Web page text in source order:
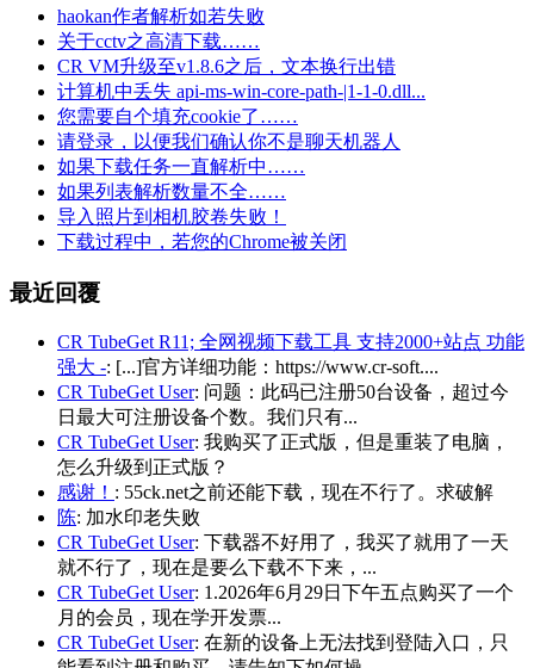
haokan作者解析如若失败
关于cctv之高清下载……
CR VM升级至v1.8.6之后，文本换行出错
计算机中丢失 api-ms-win-core-path-|1-1-0.dll...
您需要自个填充cookie了……
请登录，以便我们确认你不是聊天机器人
如果下载任务一直解析中……
如果列表解析数量不全……
导入照片到相机胶卷失败！
下载过程中，若您的Chrome被关闭
最近回覆
CR TubeGet R11; 全网视频下载工具 支持2000+站点 功能
强大 -: [...]官方详细功能：https://www.cr-soft....
CR TubeGet User: 问题：此码已注册50台设备，超过今
日最大可注册设备个数。我们只有...
CR TubeGet User: 我购买了正式版，但是重装了电脑，
怎么升级到正式版？
感谢！ : 55ck.net之前还能下载，现在不行了。求破解
陈: 加水印老失败
CR TubeGet User: 下载器不好用了，我买了就用了一天
就不行了，现在是要么下载不下来，...
CR TubeGet User: 1.2026年6月29日下午五点购买了一个
月的会员，现在学开发票...
CR TubeGet User: 在新的设备上无法找到登陆入口，只